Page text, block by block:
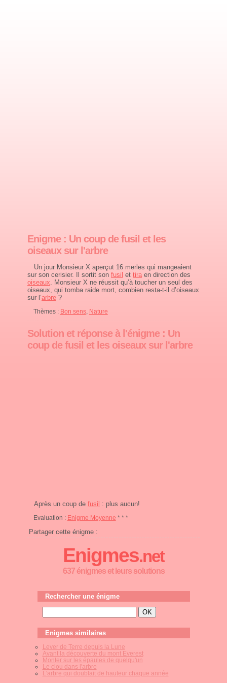
Enigme : Un coup de fusil et les
oiseaux sur l'arbre
Un jour Monsieur X aperçut 16 merles qui mangeaient
sur son cerisier. Il sortit son fusil et tira en direction des
oiseaux. Monsieur X ne réussit qu’à toucher un seul des
oiseaux, qui tomba raide mort, combien resta-t-il d’oiseaux
sur l’arbre ?
Thèmes : Bon sens, Nature
Solution et réponse à l'énigme : Un
coup de fusil et les oiseaux sur l'arbre
Après un coup de fusil : plus aucun!
Evaluation : Enigme Moyenne * * *
Partager cette énigme :
Enigmes.net
637 énigmes et leurs solutions
Rechercher une énigme
Enigmes similaires
Lever de Terre depuis la Lune
Avant la découverte du mont Everest
Monter sur les épaules de quelqu'un
Le clou dans l'arbre
L'arbre qui doublait de hauteur chaque année